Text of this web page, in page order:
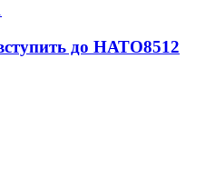
до НАТО8512